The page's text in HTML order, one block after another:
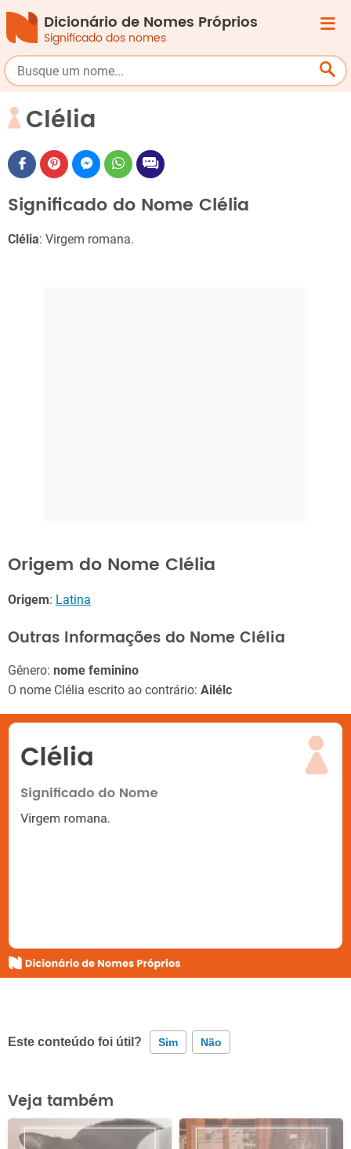
Dicionário de Nomes Próprios
Significado dos nomes
Clélia
Significado do Nome Clélia
Clélia: Virgem romana.
Origem do Nome Clélia
Origem: Latina
Outras Informações do Nome Clélia
Gênero: nome feminino
O nome Clélia escrito ao contrário: Ailélc
Este conteúdo foi útil? Sim Não
Este conteúdo contém informação incorreta
Este conteúdo não tem a informação que procuro
Veja também